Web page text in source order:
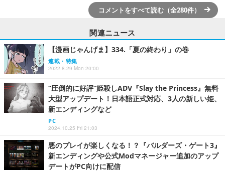
コメントをすべて読む（全280件）
関連ニュース
【漫画じゃんげま】334.「夏の終わり」の巻
連載・特集
2022.8.29 Mon 20:00
“圧倒的に好評”姫殺しADV『Slay the Princess』無料
大型アップデート！日本語正式対応、3人の新しい姫、
新エンディングなど
PC
2024.10.25 Fri 21:03
悪のプレイが楽しくなる！？『バルダーズ・ゲート3』
新エンディングや公式Modマネージャー追加のアップ
デートがPC向けに配信